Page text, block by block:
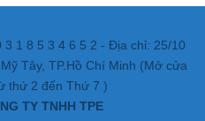
3 1 8 5 3 4 6 5 2 - Địa chỉ: 25/10
Tây, TP.Hồ Chí Minh (Mở cửa
thứ 2 đến Thứ 7 )
TY TNHH TPE